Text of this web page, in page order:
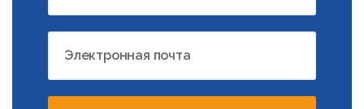
Электронная почта